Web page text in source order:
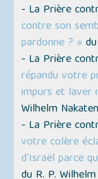
- La Prière
contre son
pardonne ? »
- La Prière
répandu votre
impurs et laver
Wilhelm
- La Prière
votre colère
d'Israël parce